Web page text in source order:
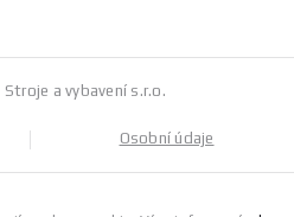
a vybavení s.r.o.
Osobní údaje